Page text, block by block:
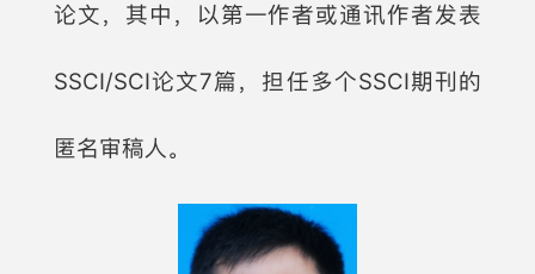
论文，其中，以第一作者或通讯作者发表
SSCI/SCI论文7篇，担任多个SSCI期刊的
匿名审稿人。